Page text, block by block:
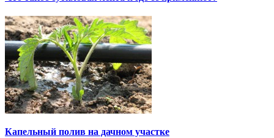
Капельный полив на дачном участке